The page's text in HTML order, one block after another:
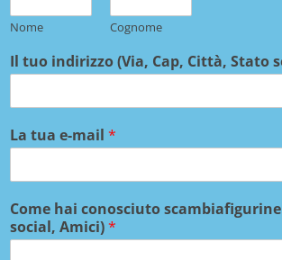
Nome Cognome
Il tuo indirizzo (Via, Cap, Città, Stato
La tua e-mail *
Come hai conosciuto
social, Amici)*